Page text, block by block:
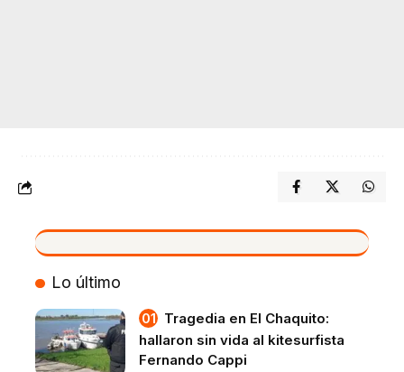
VIVO
Lo último
Tragedia en El Chaquito:
hallaron sin vida al kitesurfista
Fernando Cappi